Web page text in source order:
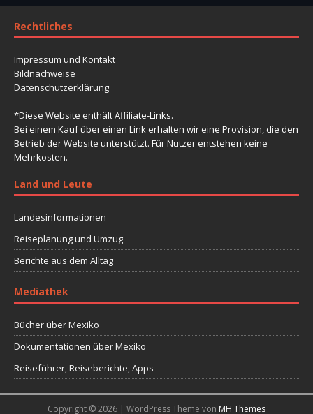
Rechtliches
Impressum und Kontakt
Bildnachweise
Datenschutzerklärung
*Diese Website enthält Affiliate-Links.
Bei einem Kauf über einen Link erhalten wir eine Provision, die den
Betrieb der Website unterstützt. Für Nutzer entstehen keine
Mehrkosten.
Land und Leute
Landesinformationen
Reiseplanung und Umzug
Berichte aus dem Alltag
Mediathek
Bücher über Mexiko
Dokumentationen über Mexiko
Reiseführer, Reiseberichte, Apps
Copyright © 2026 | WordPress Theme von MH Themes